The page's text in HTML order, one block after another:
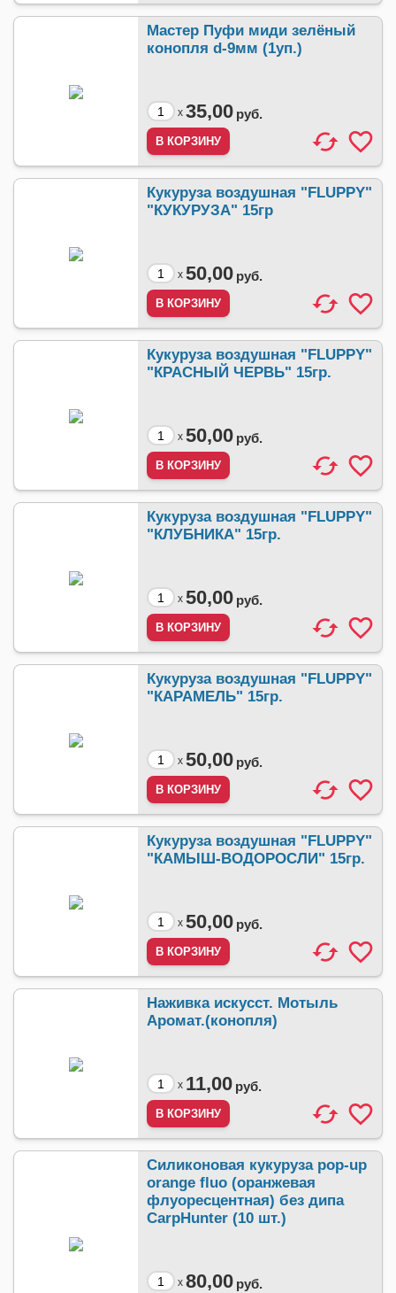
Мастер Пуфи миди зелёный
конопля d-9мм (1уп.)
x 35,00 руб.
Кукуруза воздушная "FLUPPY"
"КУКУРУЗА" 15гр
x 50,00 руб.
Кукуруза воздушная "FLUPPY"
"КРАСНЫЙ ЧЕРВЬ" 15гр.
x 50,00 руб.
Кукуруза воздушная "FLUPPY"
"КЛУБНИКА" 15гр.
x 50,00 руб.
Кукуруза воздушная "FLUPPY"
"КАРАМЕЛЬ" 15гр.
x 50,00 руб.
Кукуруза воздушная "FLUPPY"
"КАМЫШ-ВОДОРОСЛИ" 15гр.
x 50,00 руб.
Наживка искусст. Мотыль
Аромат.(конопля)
x 11,00 руб.
Силиконовая кукуруза pop-up
orange fluo (оранжевая
флуоресцентная) без дипа
CarpHunter (10 шт.)
x 80,00 руб.